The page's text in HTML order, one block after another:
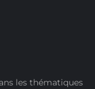
les thématiques